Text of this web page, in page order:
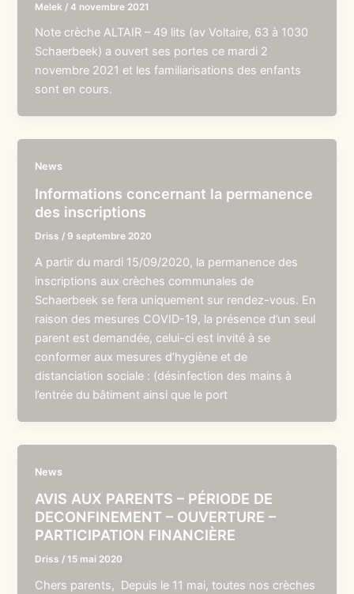
Melek /4 novembre 2021
Note crèche ALTAIR – 49 lits (av Voltaire, 63 à 1030
Schaerbeek) a ouvert ses portes ce mardi 2
novembre 2021 et les familiarisations des enfants
sont en cours.
News
Informations concernant la permanence
des inscriptions
Driss / 9 septembre 2020
A partir du mardi 15/09/2020, la permanence des
inscriptions aux crèches communales de
Schaerbeek se fera uniquement sur rendez-vous. En
raison des mesures COVID-19, la présence d’un seul
parent est demandée, celui-ci est invité à se
conformer aux mesures d’hygiène et de
distanciation sociale : (désinfection des mains à
l’entrée du bâtiment ainsi que le port
News
AVIS AUX PARENTS – PÉRIODE DE
DECONFINEMENT – OUVERTURE –
PARTICIPATION FINANCIÈRE
Driss /15 mai 2020
Chers parents, Depuis le 11 mai, toutes nos crèches